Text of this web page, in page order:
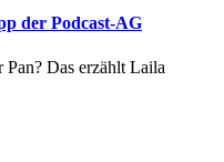
der Podcast-AG
Pan? Das erzählt Laila